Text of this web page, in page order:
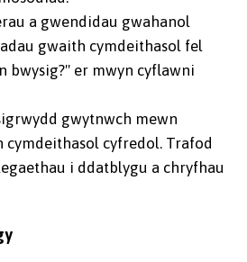
a gwendidau gwahanol
gwaith cymdeithasol fel
bwysig?" er mwyn cyflawni
gwytnwch mewn
cyfredol. Trafod
i ddatblygu a chryfhau